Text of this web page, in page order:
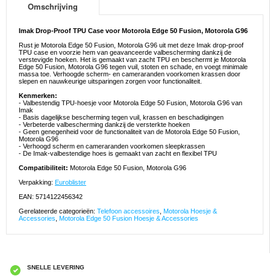
Omschrijving
Imak Drop-Proof TPU Case voor Motorola Edge 50 Fusion, Motorola G96
Rust je Motorola Edge 50 Fusion, Motorola G96 uit met deze Imak drop-proof
TPU case en voorzie hem van geavanceerde valbescherming dankzij de
verstevigde hoeken. Het is gemaakt van zacht TPU en beschermt je Motorola
Edge 50 Fusion, Motorola G96 tegen vuil, stoten en schade, en voegt minimale
massa toe. Verhoogde scherm- en cameraranden voorkomen krassen door
slepen en nauwkeurige uitsparingen zorgen voor functionaliteit.
Kenmerken:
- Valbestendig TPU-hoesje voor Motorola Edge 50 Fusion, Motorola G96 van
Imak
- Basis dagelijkse bescherming tegen vuil, krassen en beschadigingen
- Verbeterde valbescherming dankzij de versterkte hoeken
- Geen genegenheid voor de functionaliteit van de Motorola Edge 50 Fusion,
Motorola G96
- Verhoogd scherm en cameraranden voorkomen sleepkrassen
- De Imak-valbestendige hoes is gemaakt van zacht en flexibel TPU
Compatibiliteit: Motorola Edge 50 Fusion, Motorola G96
Verpakking: Euroblister
EAN: 5714122456342
Gerelateerde categorieën: Telefoon accessoires
Motorola Hoesje &
Accessories
Motorola Edge 50 Fusion Hoesje & Accessories
SNELLE LEVERING